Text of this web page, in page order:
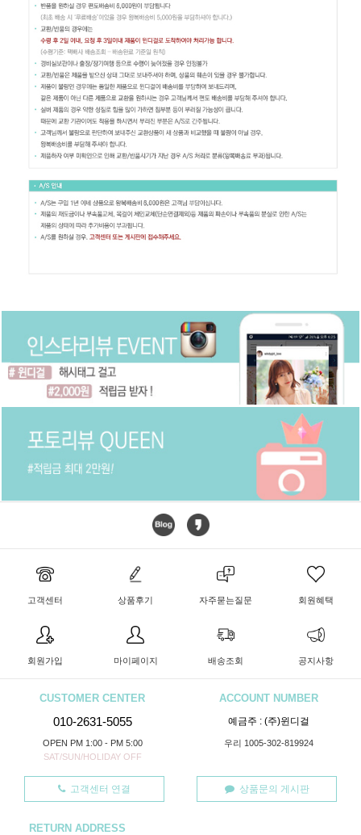
고객센터 상품후기 자주묻는질문 회원혜택
회원가입 마이페이지 배송조회 공지사항
CUSTOMER CENTER
010-2631-5055
OPEN PM 1:00 - PM 5:00
SAT/SUN/HOLIDAY OFF
ACCOUNT NUMBER
예금주 : (주)윈디걸
우리 1005-302-819924
고객센터 연결 상품문의 게시판
RETURN ADDRESS